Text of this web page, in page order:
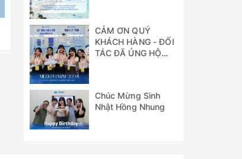
CẢM ƠN QUÝ
KHÁCH HÀNG - ĐỐI
TÁC ĐÃ ỦNG HỘ
Chúc Mừng Sinh
Nhật Hồng Nhung